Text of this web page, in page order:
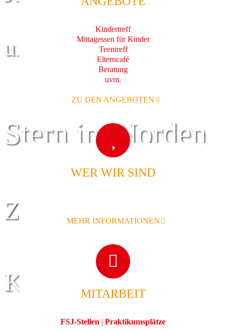
und Familie
Stern im Norden
Zentrum für
Kinder
Kindertreff
Mittagessen für Kinder
Teentreff
Elterncafé
Beratung
uvm.
ZU DEN ANGEBOTEN
WER WIR SIND
MEHR INFORMATIONEN
MITARBEIT
FSJ-Stellen | Praktikumsplätze